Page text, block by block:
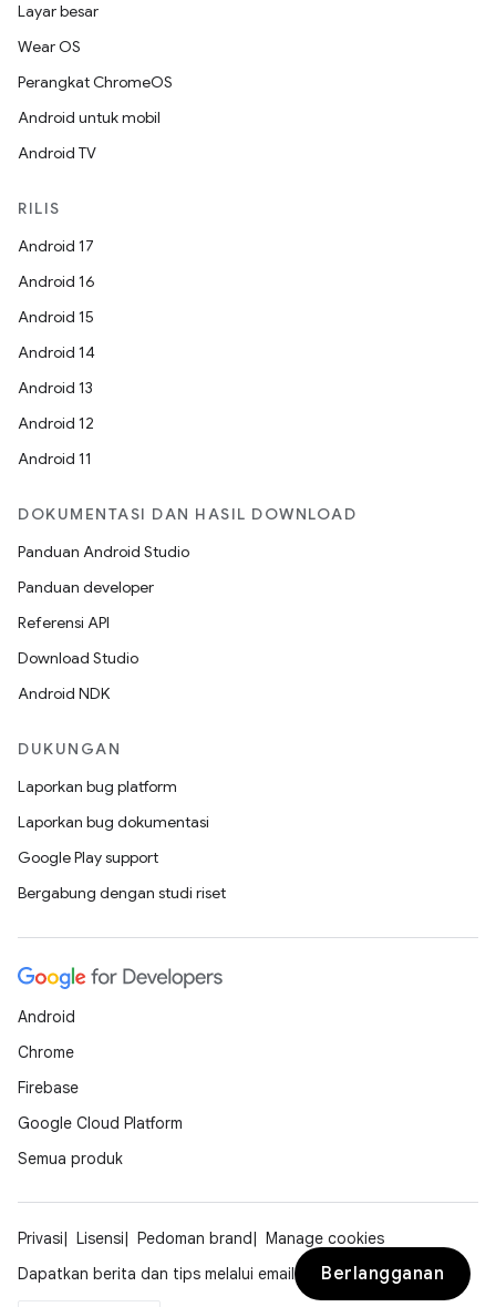
Layar besar
Wear OS
Perangkat ChromeOS
Android untuk mobil
Android TV
RILIS
Android 17
Android 16
Android 15
Android 14
Android 13
Android 12
Android 11
DOKUMENTASI DAN HASIL DOWNLOAD
Panduan Android Studio
Panduan developer
Referensi API
Download Studio
Android NDK
DUKUNGAN
Laporkan bug platform
Laporkan bug dokumentasi
Google Play support
Bergabung dengan studi riset
Android
Chrome
Firebase
Google Cloud Platform
Semua produk
Privasi Lisensi Pedoman brand
Manage cookies
Dapatkan berita dan tips melalui email
Berlangganan